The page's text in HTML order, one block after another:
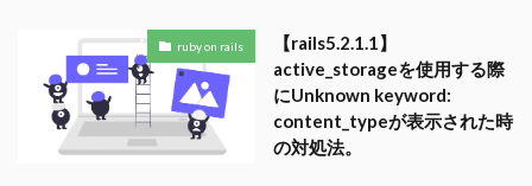
ruby on rails
【rails5.2.1.1】
active_storageを使用する際
にUnknown keyword:
content_typeが表示された時
の対処法。